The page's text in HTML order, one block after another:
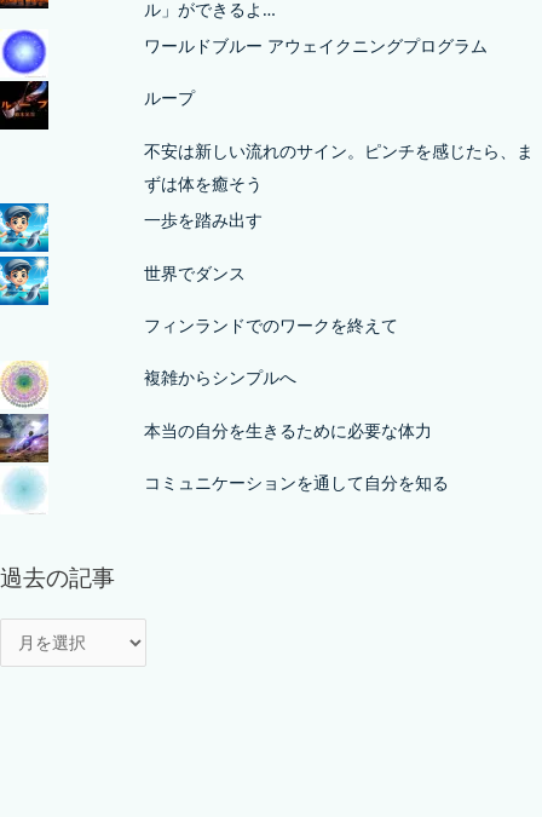
ル」ができるよ…
ワールドブルー アウェイクニングプログラム
ループ
不安は新しい流れのサイン。ピンチを感じたら、ま
ずは体を癒そう
一歩を踏み出す
世界でダンス
フィンランドでのワークを終えて